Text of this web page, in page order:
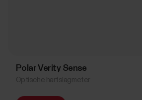
Polar Verity Sense